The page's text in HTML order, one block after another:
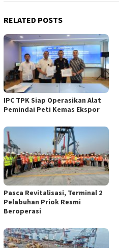
RELATED POSTS
IPC TPK Siap Operasikan Alat
Pemindai Peti Kemas Ekspor
Pasca Revitalisasi, Terminal 2
Pelabuhan Priok Resmi
Beroperasi